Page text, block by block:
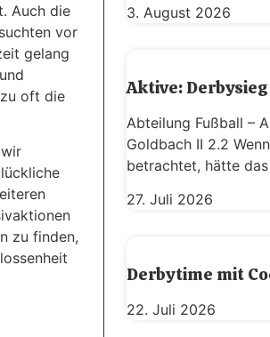
Auch die
vor
gelang
oft die
zu finden,
3. August 2026
Aktive:
Abteilung Fußball –
Goldbach II 2.2
betrachtet, hätte
27. Juli 2026
Derbytime mit
22. Juli 2026